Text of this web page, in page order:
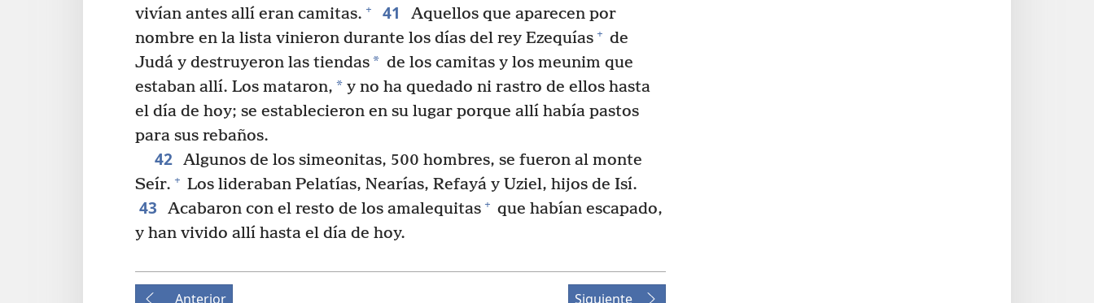
vivían antes allí eran camitas. + 41
Aquellos que aparecen por
nombre en la lista vinieron durante los días del rey Ezequías + de
Judá y destruyeron las tiendas* de los camitas y los meunim que
estaban allí. Los mataron, * y no ha quedado ni rastro de ellos hasta
el día de hoy; se establecieron en su lugar porque allí había pastos
para sus rebaños.
42 Algunos de los simeonitas, 500 hombres, se fueron al monte
Seír. + Los lideraban Pelatías, Nearías, Refayá y Uziel, hijos de Isí.
43 Acabaron con el resto de los amalequitas + que habían escapado,
y han vivido allí hasta el día de hoy.
Anterior Siguiente